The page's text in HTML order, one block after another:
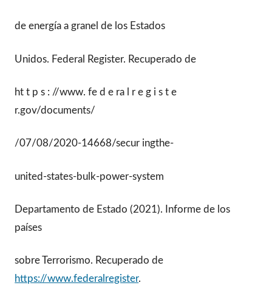
de energía a granel de los Estados
Unidos. Federal Register. Recuperado de
ht t p s : //www. fe d e ra l r e g i s t e
r.gov/documents/
/07/08/2020-14668/secur ingthe-
united-states-bulk-power-system
Departamento de Estado (2021). Informe de los
países
sobre Terrorismo. Recuperado de
https://www.federalregister.